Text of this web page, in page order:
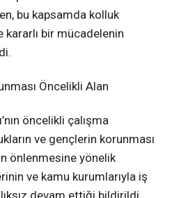
bu kapsamda kolluk
bir mücadelenin
Öncelikli Alan
öncelikli çalışma
ve gençlerin korunması
önlenmesine yönelik
ve kamu kurumlarıyla iş
devam ettiği bildirildi.